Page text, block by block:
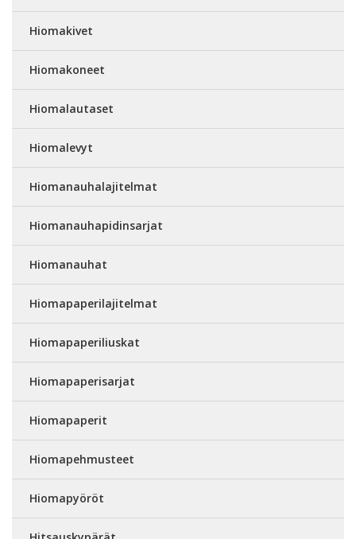
Hiomakivet
Hiomakoneet
Hiomalautaset
Hiomalevyt
Hiomanauhalajitelmat
Hiomanauhapidinsarjat
Hiomanauhat
Hiomapaperilajitelmat
Hiomapaperiliuskat
Hiomapaperisarjat
Hiomapaperit
Hiomapehmusteet
Hiomapyöröt